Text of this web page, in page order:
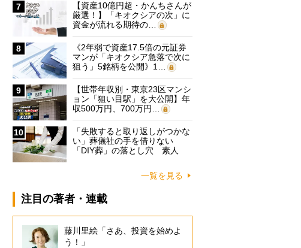
7
【資産10億円超・かんちさんが
厳選！】「キオクシアの次」に
資金が流れる期待の…
8
《2年弱で資産17.5倍の元証券
マンが「キオクシア急落で次に
狙う」5銘柄を公開》1…
9
【世帯年収別・東京23区マンシ
ョン「狙い目駅」を大公開】年
収500万円、700万円…
10
「失敗すると取り返しがつかな
い」葬儀社の手を借りない
「DIY葬」の落とし穴 素人
一覧を見る
注目の著者・連載
藤川里絵「さあ、投資を始めよ
う！」